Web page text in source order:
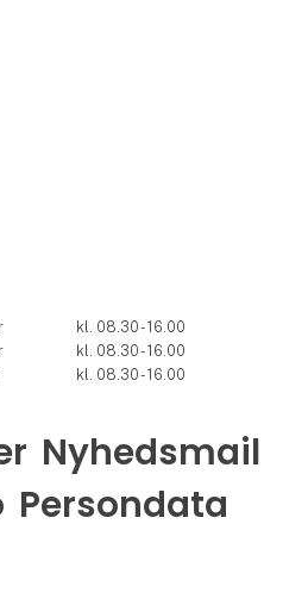
kl. 08.30 - 16.00
kl. 08.30 - 16.00
kl. 08.30 - 16.00
Nyhedsmail
Persondata